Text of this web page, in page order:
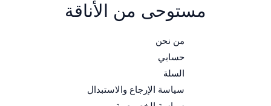
مستوحى من الأناقة
من نحن
حسابي
السلة
سياسة الإرجاع والاستبدال